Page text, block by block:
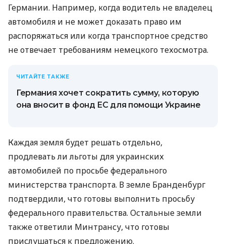
Германии. Например, когда водитель не владелец
автомобиля и не может доказать право им
распоряжаться или когда транспортное средство
не отвечает требованиям немецкого техосмотра.
ЧИТАЙТЕ ТАКЖЕ
Германия хочет сократить сумму, которую
она вносит в фонд ЕС для помощи Украине
Каждая земля будет решать отдельно,
продлевать ли льготы для украинских
автомобилей по просьбе федерального
министерства транспорта. В земле Бранденбург
подтвердили, что готовы выполнить просьбу
федерального правительства. Остальные земли
также ответили Минтрансу, что готовы
прислушаться к предложению.